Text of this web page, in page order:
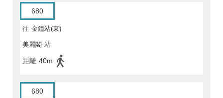
680
往 金鐘站(東)
美麗閣 站
距離 40m
680